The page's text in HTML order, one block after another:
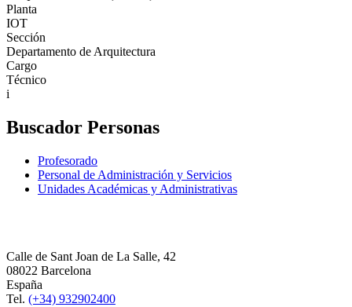
Planta
IOT
Sección
Departamento de Arquitectura
Cargo
Técnico
i
Buscador Personas
Profesorado
Personal de Administración y Servicios
Unidades Académicas y Administrativas
Calle de Sant Joan de La Salle, 42
08022 Barcelona
España
Tel. (+34) 932902400